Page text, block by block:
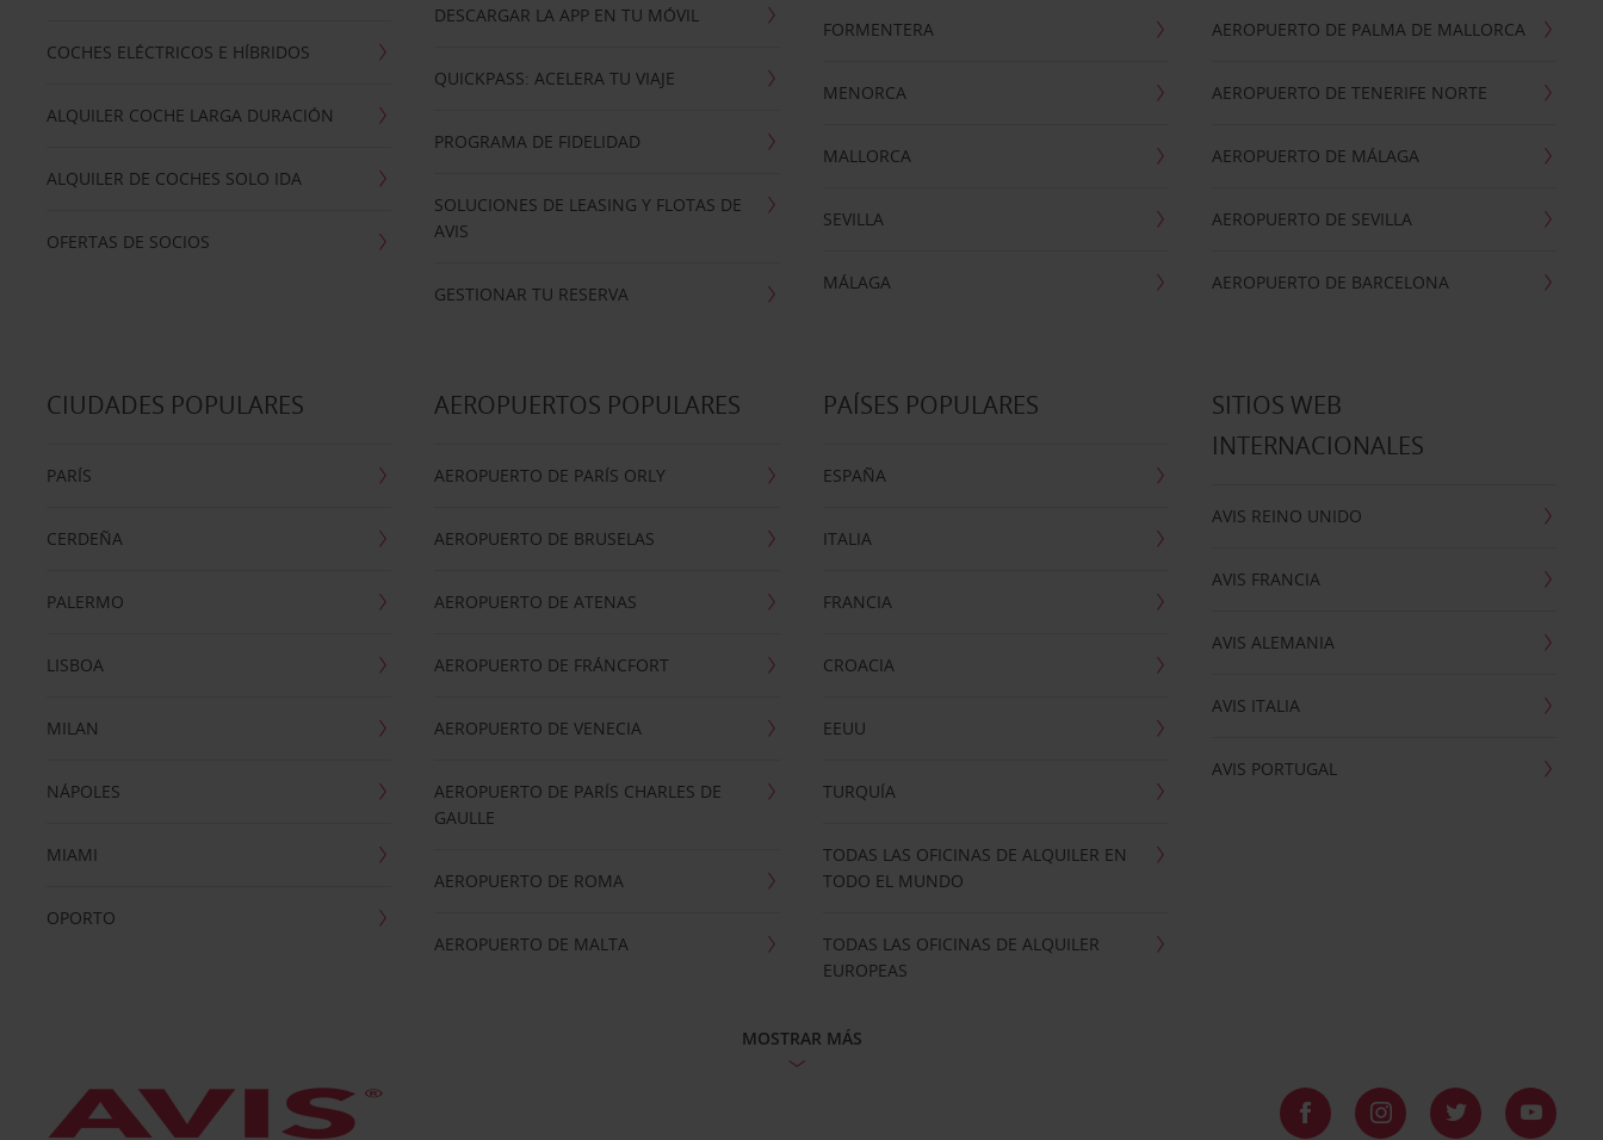
COCHES ELÉCTRICOS E HÍBRIDOS
ALQUILER COCHE LARGA DURACIÓN
ALQUILER DE COCHES SOLO IDA
OFERTAS DE SOCIOS
DESCARGAR LA APP EN TU MÓVIL
QUICKPASS: ACELERA TU VIAJE
PROGRAMA DE FIDELIDAD
SOLUCIONES DE LEASING Y FLOTAS DE
AVIS
GESTIONAR TU RESERVA
FORMENTERA
MENORCA
MALLORCA
SEVILLA
MÁLAGA
AEROPUERTO DE PALMA DE MALLORCA
AEROPUERTO DE TENERIFE NORTE
AEROPUERTO DE MÁLAGA
AEROPUERTO DE SEVILLA
AEROPUERTO DE BARCELONA
CIUDADES POPULARES
PARÍS
CERDEÑA
PALERMO
LISBOA
MILAN
NÁPOLES
MIAMI
OPORTO
AEROPUERTOS POPULARES
AEROPUERTO DE PARÍS ORLY
AEROPUERTO DE BRUSELAS
AEROPUERTO DE ATENAS
AEROPUERTO DE FRÁNCFORT
AEROPUERTO DE VENECIA
AEROPUERTO DE PARÍS CHARLES DE
GAULLE
AEROPUERTO DE ROMA
AEROPUERTO DE MALTA
PAÍSES POPULARES
ESPAÑA
ITALIA
FRANCIA
CROACIA
EEUU
TURQUÍA
TODAS LAS OFICINAS DE ALQUILER EN
TODO EL MUNDO
TODAS LAS OFICINAS DE ALQUILER
EUROPEAS
SITIOS WEB
INTERNACIONALES
AVIS REINO UNIDO
AVIS FRANCIA
AVIS ALEMANIA
AVIS ITALIA
AVIS PORTUGAL
MOSTRAR MÁS